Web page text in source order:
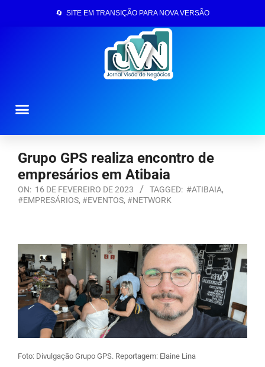
🔄 SITE EM TRANSIÇÃO PARA NOVA VERSÃO
Grupo GPS realiza encontro de
empresários em Atibaia
ON: 16 DE FEVEREIRO DE 2023 TAGGED: #ATIBAIA,
#EMPRESÁRIOS, #EVENTOS, #NETWORK
Foto: Divulgação Grupo GPS. Reportagem: Elaine Lina